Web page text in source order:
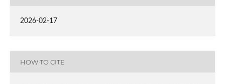
2026-02-17
HOW TO CITE